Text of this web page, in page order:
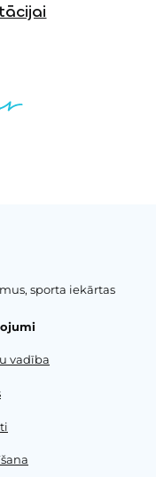
sporta iekārtas
vadība